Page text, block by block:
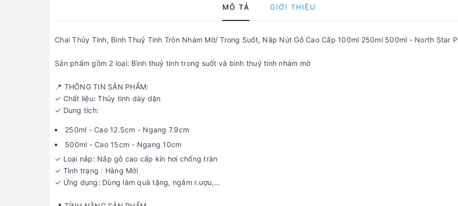
MÔ TẢ GIỚI THIỆU
Chai Thủy Tinh, Bình Thuỷ Tinh Tròn Nhám Mờ/ Trong Suốt, Nắp Nút Gỗ Cao Cấp 100ml 250ml 500ml - North Star
Sản phẩm gồm 2 loại: Bình thuỷ tinh trong suốt và bình thuỷ tinh nhám mờ
📍 THÔNG TIN SẢN PHẨM:
✓ Chất liệu: Thủy tinh dày dặn
✓ Dung tích:
250ml - Cao 12.5cm - Ngang 7.9cm
500ml - Cao 15cm - Ngang 10cm
✓ Loại nắp: Nắp gỗ cao cấp kín hơi chống tràn
✓ Tình trạng : Hàng Mới
✓ Ứng dụng: Dùng làm quà tặng, ngâm r.ượu,...